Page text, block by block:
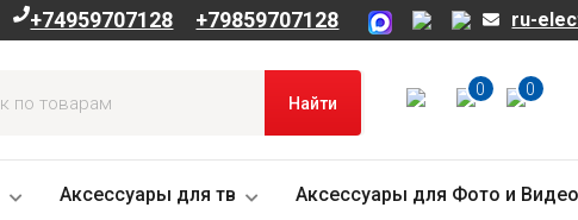
+74959707128 +79859707128 ru-
Найти
0 0
Аксессуары для тв Аксессуары для Фото и Видео